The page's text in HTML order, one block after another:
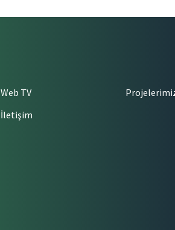
Web TV
İletişim